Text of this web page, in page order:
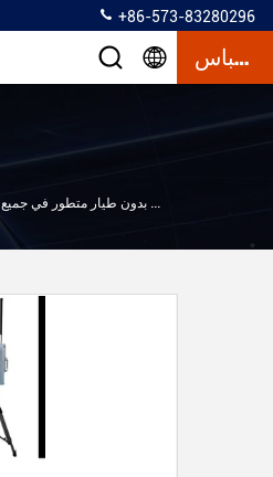
+86-573-83280296
إقتباس
جهاز مضاد للطائرات بدون طيار متطور في